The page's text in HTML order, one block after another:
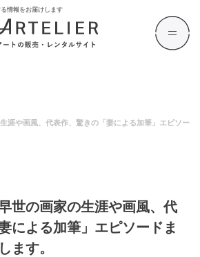
情報をお届けします
涯や画風、代表作、驚きの「妻による加筆」エピソー
世の画家の生涯や画風、代
による加筆」エピソードま
ます。